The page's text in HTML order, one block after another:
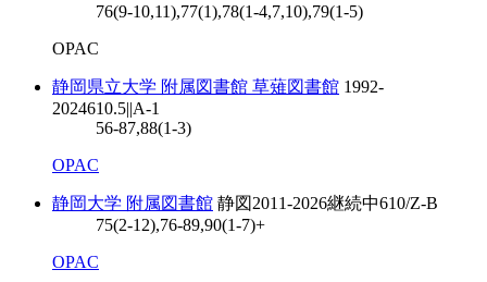
76(9-10,11),77(1),78(1-4,7,10),79(1-5)
OPAC
静岡県立大学 附属図書館 草薙図書館 1992-
2024610.5||A-1
56-87,88(1-3)
OPAC
静岡大学 附属図書館 静図 2011-2026継続中610/Z-B
75(2-12),76-89,90(1-7)+
OPAC